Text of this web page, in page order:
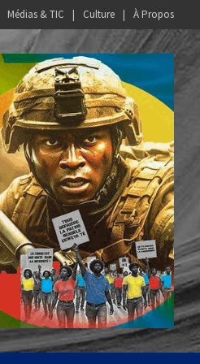
Médias & TIC Culture À Propos